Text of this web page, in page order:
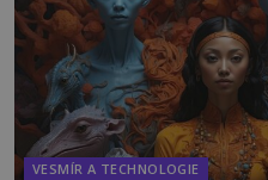
VESMÍR A TECHNOLOGIE